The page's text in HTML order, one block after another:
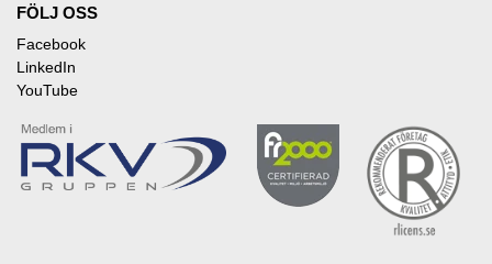
FÖLJ OSS
Facebook
LinkedIn
YouTube